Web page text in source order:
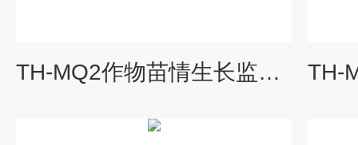
TH-MQ2作物苗情生长监测仪